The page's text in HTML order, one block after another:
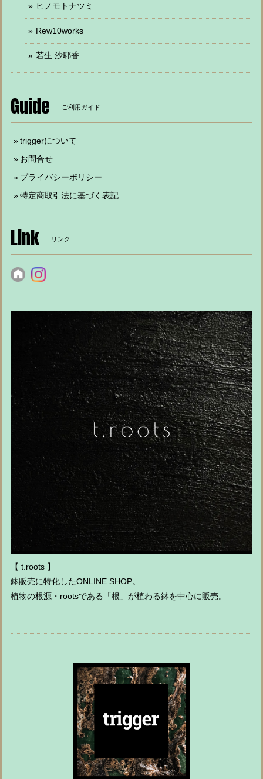
ヒノモトナツミ
Rew10works
若生 沙耶香
Guide ご利用ガイド
triggerについて
お問合せ
プライバシーポリシー
特定商取引法に基づく表記
Link リンク
【 t.roots 】
鉢販売に特化したONLINE SHOP。
植物の根源・rootsである「根」が植わる鉢を中心に販売。